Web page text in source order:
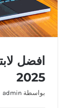
افضل
2025
بواسطة admin